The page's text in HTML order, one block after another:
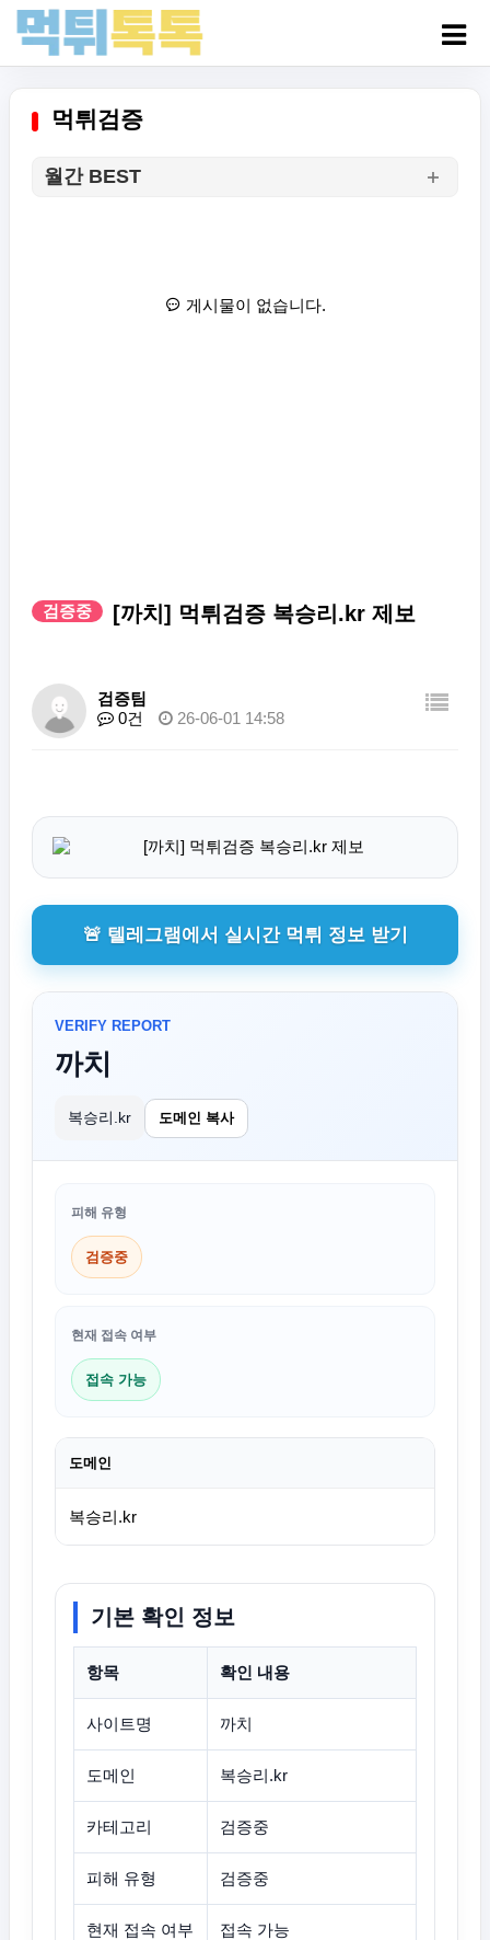
먹튀검증
월간 BEST
게시물이 없습니다.
검증중 [까치] 먹튀검증 복승리.kr 제보
검증팀
0건
26-06-01 14:58
🚨 텔레그램에서 실시간 먹튀 정보 받기
VERIFY REPORT
까치
복승리.kr 도메인 복사
피해 유형
검증중
현재 접속 여부
접속 가능
도메인
복승리.kr
기본 확인 정보
항목 확인 내용
사이트명 까치
도메인 복승리.kr
카테고리 검증중
피해 유형 검증중
현재 접속 여부 접속 가능